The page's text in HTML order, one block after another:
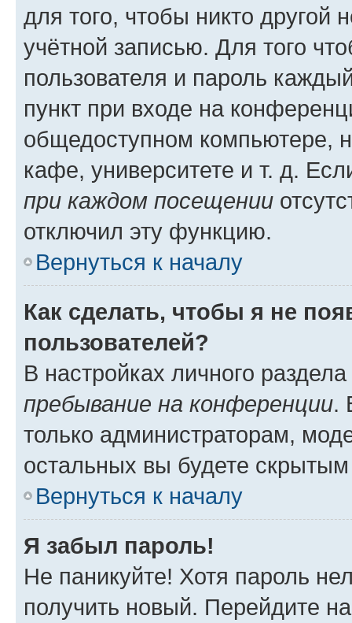
для того, чтобы никто другой
учётной записью. Для того
пользователя и пароль
пункт при входе на
общедоступном компьютере,
кафе, университете и т. д.
при каждом посещении
отключил эту функцию.
Вернуться к началу
Как сделать, чтобы я не
пользователей?
В настройках личного
пребывание на конференции.
только администраторам,
остальных вы будете
Вернуться к началу
Я забыл пароль!
Не паникуйте! Хотя пароль
получить новый. Перейдите